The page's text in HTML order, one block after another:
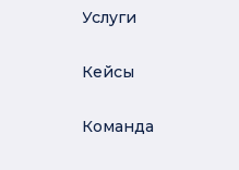
Услуги
Кейсы
Команда